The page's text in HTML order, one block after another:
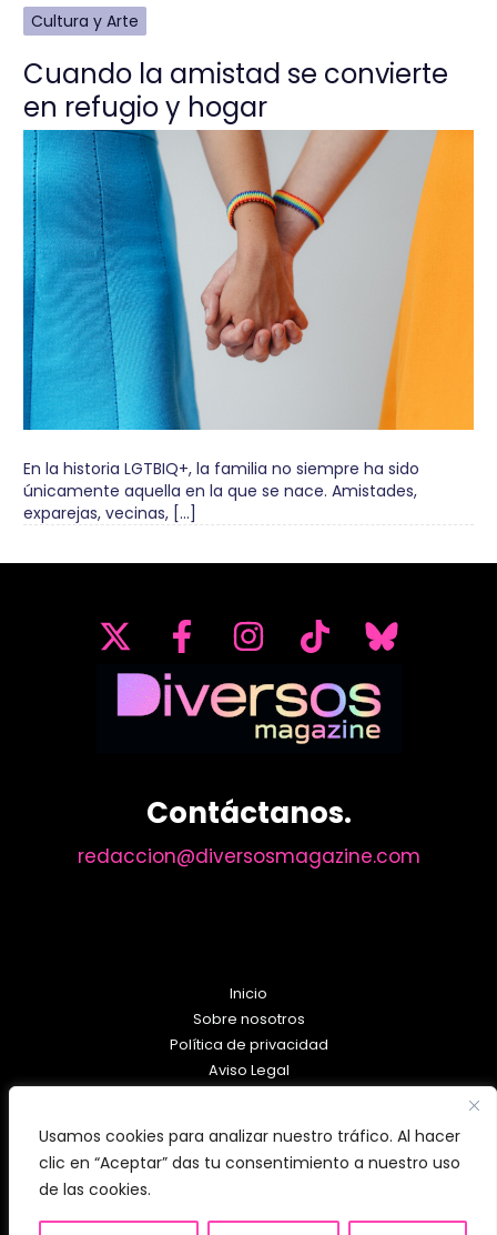
Usamos cookies para analizar nuestro tráfico. Al hacer
clic en “Aceptar” das tu consentimiento a nuestro uso
de las cookies.
Cultura y Arte
Cuando la amistad se convierte
en refugio y hogar
En la historia LGTBIQ+, la familia no siempre ha sido
únicamente aquella en la que se nace. Amistades,
exparejas, vecinas, […]
Contáctanos.
redaccion@diversosmagazine.com
Inicio
Sobre nosotros
Política de privacidad
Aviso Legal